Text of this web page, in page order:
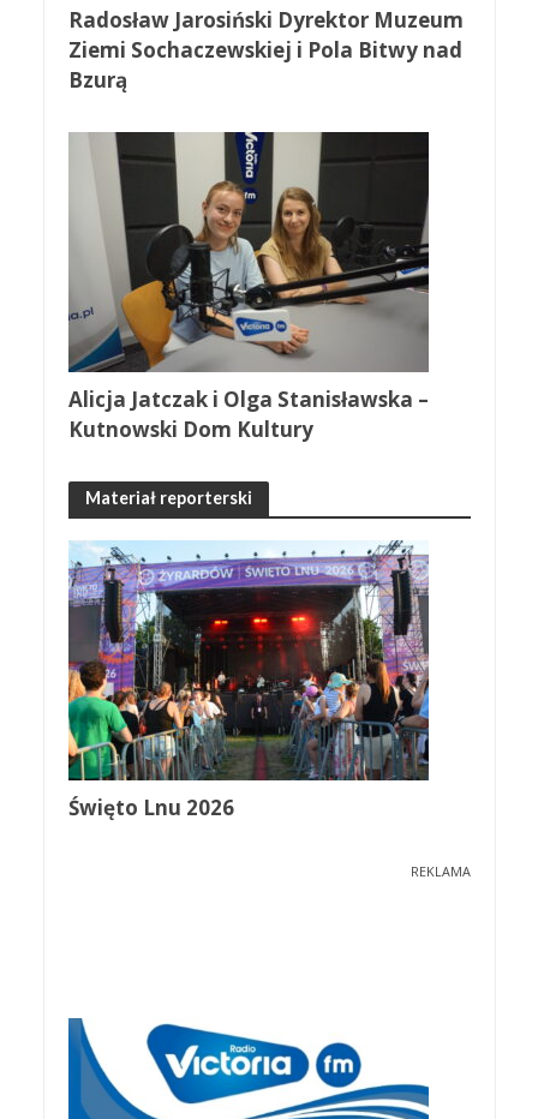
Radosław Jarosiński Dyrektor Muzeum
Ziemi Sochaczewskiej i Pola Bitwy nad
Bzurą
Alicja Jatczak i Olga Stanisławska –
Kutnowski Dom Kultury
Materiał reporterski
Święto Lnu 2026
REKLAMA